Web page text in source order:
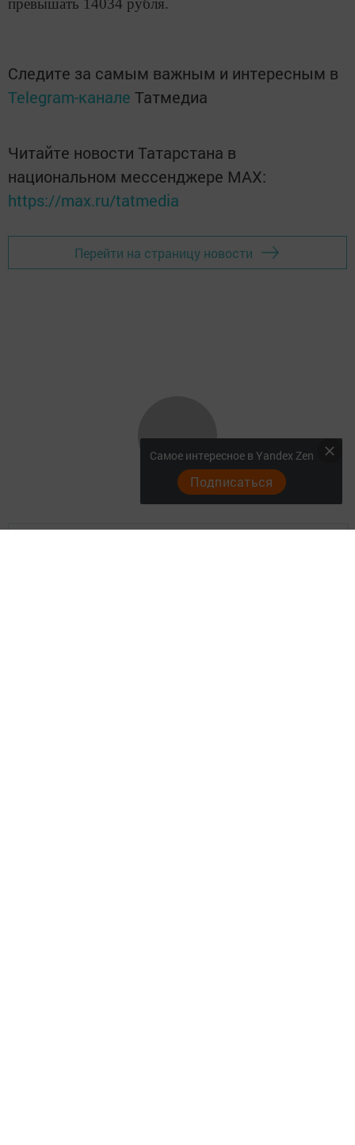
превышать 14034 рубля.
Следите за самым важным и интересным в
Telegram-канале Татмедиа
Читайте новости Татарстана в
национальном мессенджере MАХ:
https://max.ru/tatmedia
Перейти на страницу новости
Самое интересное в Yandex Zen
Подписаться